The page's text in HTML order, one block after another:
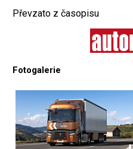
Převzato z časopisu
Fotogalerie